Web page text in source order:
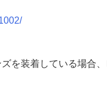
定
を装着している場合